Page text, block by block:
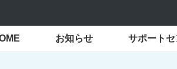
お知らせ サポート